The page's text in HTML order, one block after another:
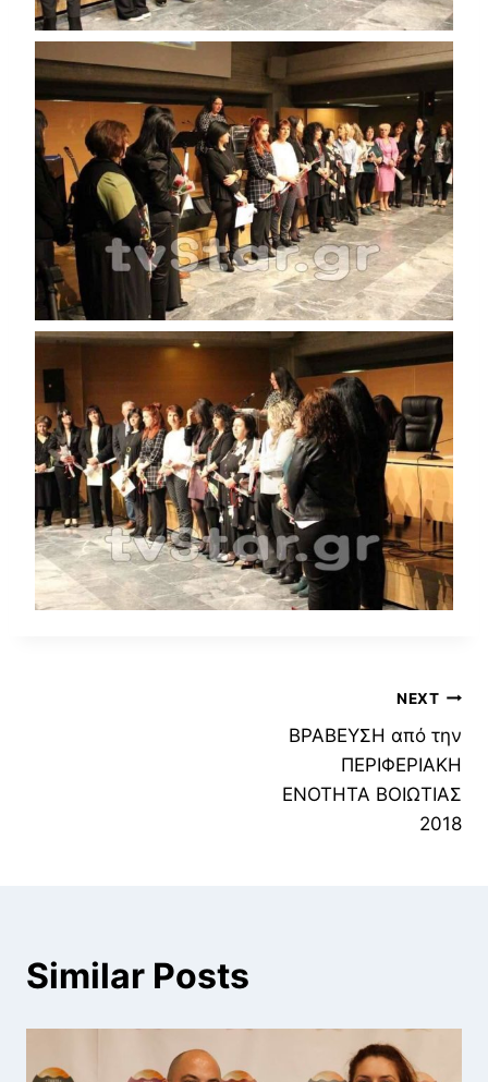
NEXT
ΒΡΑΒΕΥΣΗ από την
ΠΕΡΙΦΕΡΙΑΚΗ
ΕΝΟΤΗΤΑ ΒΟΙΩΤΙΑΣ
2018
Similar Posts